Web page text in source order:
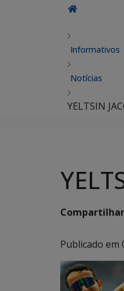
Informativos
Notícias
YELTSIN
Publicado em